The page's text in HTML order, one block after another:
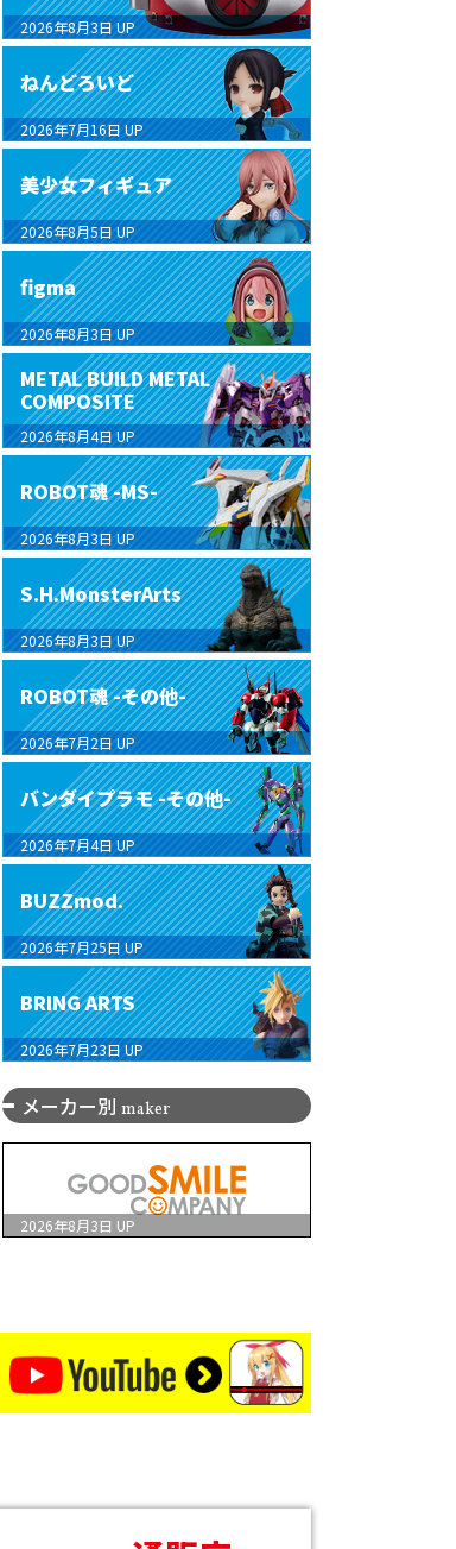
2026年8月3日 UP
ねんどろいど
2026年7月16日 UP
美少女フィギュア
2026年8月5日 UP
figma
2026年8月3日 UP
METAL BUILD METAL
COMPOSITE
2026年8月4日 UP
ROBOT魂 -MS-
2026年8月3日 UP
S.H.MonsterArts
2026年8月3日 UP
ROBOT魂 -その他-
2026年7月2日 UP
バンダイプラモ -その他-
2026年7月4日 UP
BUZZmod.
2026年7月25日 UP
BRING ARTS
2026年7月23日 UP
メーカー別 maker
2026年8月3日 UP